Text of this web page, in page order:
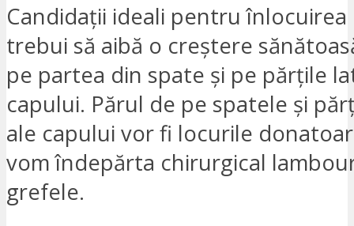
Candidații ideali pentru
trebui să aibă o creștere
pe partea din spate și pe părțile
capului. Părul de pe spatele și
ale capului vor fi locurile
vom îndepărta chirurgical
grefele.